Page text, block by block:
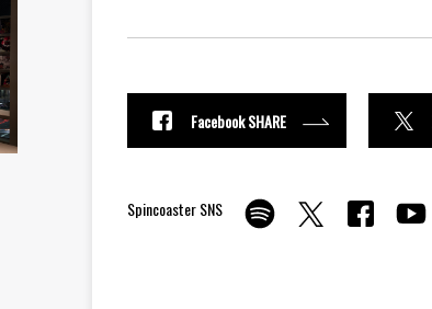
Facebook SHARE
Spincoaster SNS